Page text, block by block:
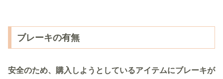
ブレーキの有無
安全のため、購入しようとしているアイテムにブレーキが